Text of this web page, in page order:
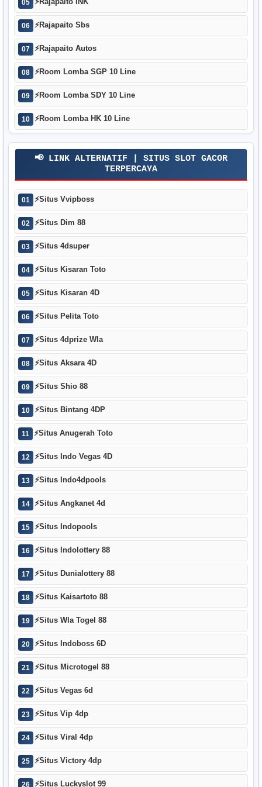
05 ⚡Rajapaito INK
06 ⚡Rajapaito Sbs
07 ⚡Rajapaito Autos
08 ⚡Room Lomba SGP 10 Line
09 ⚡Room Lomba SDY 10 Line
10 ⚡Room Lomba HK 10 Line
📢 LINK ALTERNATIF | SITUS SLOT GACOR
TERPERCAYA
01 ⚡Situs Vvipboss
02 ⚡Situs Dim 88
03 ⚡Situs 4dsuper
04 ⚡Situs Kisaran Toto
05 ⚡Situs Kisaran 4D
06 ⚡Situs Pelita Toto
07 ⚡Situs 4dprize Wla
08 ⚡Situs Aksara 4D
09 ⚡Situs Shio 88
10 ⚡Situs Bintang 4DP
11 ⚡Situs Anugerah Toto
12 ⚡Situs Indo Vegas 4D
13 ⚡Situs Indo4dpools
14 ⚡Situs Angkanet 4d
15 ⚡Situs Indopools
16 ⚡Situs Indolottery 88
17 ⚡Situs Dunialottery 88
18 ⚡Situs Kaisartoto 88
19 ⚡Situs Wla Togel 88
20 ⚡Situs Indoboss 6D
21 ⚡Situs Microtogel 88
22 ⚡Situs Vegas 6d
23 ⚡Situs Vip 4dp
24 ⚡Situs Viral 4dp
25 ⚡Situs Victory 4dp
26 ⚡Situs Luckyslot 99